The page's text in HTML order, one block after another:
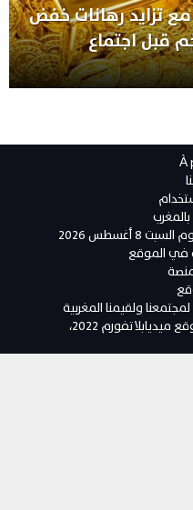
تزايد رهانات خفض
قبل اجتماع
2022،
À
أغسطس 2026
في الموقع
ولقيمنا المغربية